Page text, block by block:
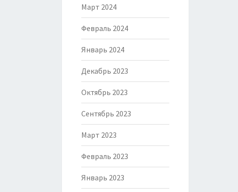
Март 2024
Февраль 2024
Январь 2024
Декабрь 2023
Октябрь 2023
Сентябрь 2023
Март 2023
Февраль 2023
Январь 2023